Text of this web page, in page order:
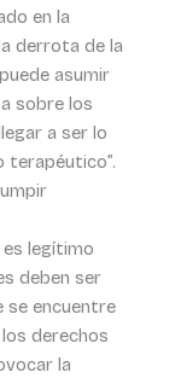
en la
derrota de la
asumir
sobre los
a ser lo
terapéutico”.
legítimo
deben ser
se encuentre
derechos
la